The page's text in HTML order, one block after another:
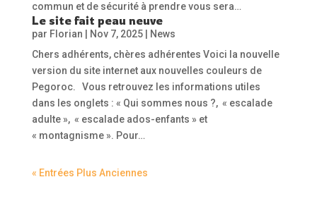
commun et de sécurité à prendre vous sera…
Le site fait peau neuve
par Florian Nov 7, 2025|
News
Chers adhérents, chères adhérentes Voici la nouvelle
version du site internet aux nouvelles couleurs de
Pegoroc. Vous retrouvez les informations utiles
dans les onglets : « Qui sommes nous ?, « escalade
adulte », « escalade ados-enfants » et
« montagnisme ». Pour…
« Entrées Plus Anciennes